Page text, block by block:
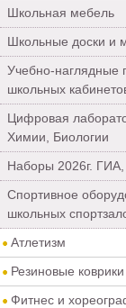
Школьная мебель
Школьные доски и
Учебно-наглядные
школьных
Цифровая
Химии, Биологии
Наборы 2026г.
Спортивное
школьных
Атлетизм
Резиновые коврики
Фитнес и